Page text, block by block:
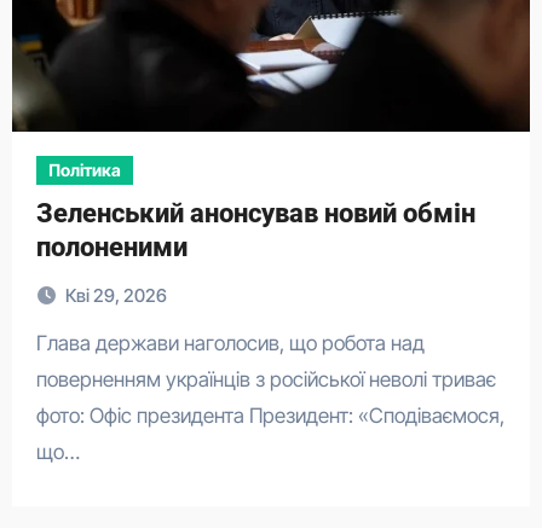
Політика
Зеленський анонсував новий обмін
полоненими
Кві 29, 2026
Глава держави наголосив, що робота над
поверненням українців з російської неволі триває
фото: Офіс президента Президент: «Сподіваємося,
що…